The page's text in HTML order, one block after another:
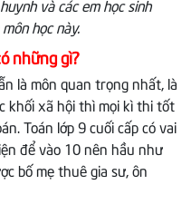
và các em học sinh
học này.
những gì?
là môn quan trọng nhất, là
khối xã hội thì mọi kì thi tốt
Toán lớp 9 cuối cấp có vai
để vào 10 nên hầu như
bố mẹ thuê gia sư, ôn